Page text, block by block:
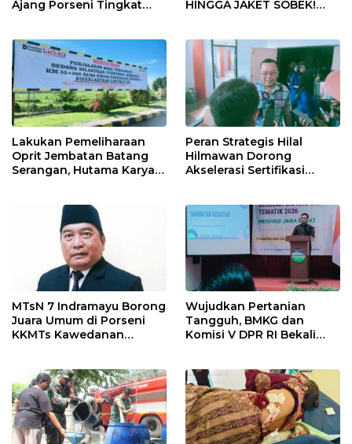
Ajang Porseni Tingkat
HINGGA JAKET SOBEK!
Pekanbaru!
Lakukan Pemeliharaan
Oprit Jembatan Batang
Serangan, Hutama Karya
Peran Strategis Hilal
Hilmawan Dorong
Akselerasi Sertifikasi
Indramayu
MTsN 7 Indramayu Borong
Juara Umum di Porseni
KKMTs Kawedanan
Wujudkan Pertanian
Tangguh, BMKG dan
Komisi V DPR RI Bekali